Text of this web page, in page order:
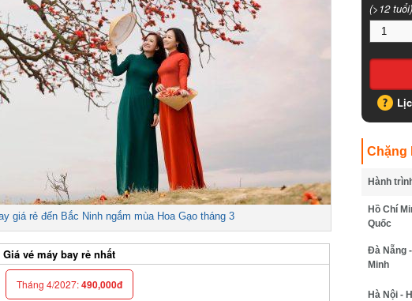
giá rẻ đến Bắc Ninh ngắm mùa Hoa Gạo tháng 3
Giá vé máy bay rẻ nhất
Tháng 4/2027:490,000đ
(>12 tuổi)
Chặng
Hành trình*
Hồ Chí
Quốc
Đà Nẵng -
Minh
Hà Nội -